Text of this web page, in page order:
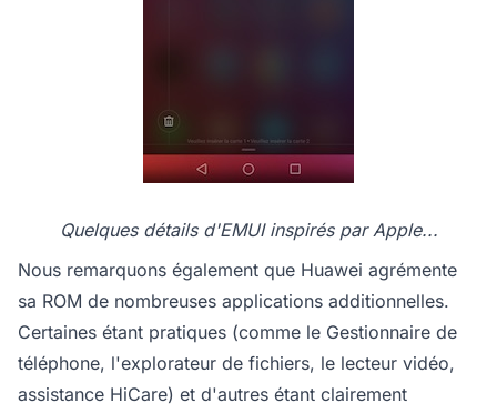
Quelques détails d'EMUI inspirés par Apple...
Nous remarquons également que Huawei agrémente
sa ROM de nombreuses applications additionnelles.
Certaines étant pratiques (comme le Gestionnaire de
téléphone, l'explorateur de fichiers, le lecteur vidéo,
assistance HiCare) et d'autres étant clairement